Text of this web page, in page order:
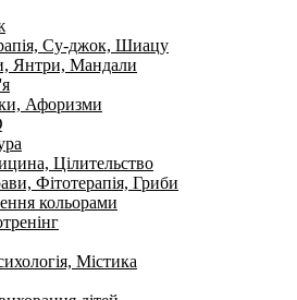
Су-джок, Шиацу
Янтри, Мандали
Афоризми
Цілительство
Фітотерапія, Гриби
кольорами
Містика